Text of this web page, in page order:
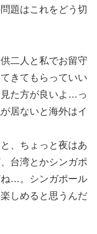
題はこれをどう切
二人と私でお留守
きてもらっていい
た方が良いよ…っ
居ないと海外はイ
、ちょっと夜はあ
台湾とかシンガポ
ね…。シンガポール
しめると思うんだ